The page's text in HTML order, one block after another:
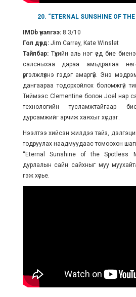
20. “ETERNAL SUNSHINE OF
IMDb үнэлгээ: 8.3/10
Гол дүрд: Jim Carrey, Kate Winslet
Тайлбар: Түүхийн аль нэг үед бие
салсныхаа дараа амьдралаа
үргэлжлүүлнэ гэдэг амаргүй. Энэ
дангаараа тодорхойлох боломжгүй
Тиймээс Clementine болон Joel нар
технологийн тусламжтайгаар
дурсамжийг арчиж хаяхыг хүсдэг.
Нээлтээ хийсэн жилдээ тайз,
тодруулах наадмуудаас томоохон
“Eternal Sunshine of the Spotless
дурлалын сайн сайхныг муу
гэж хүсье.